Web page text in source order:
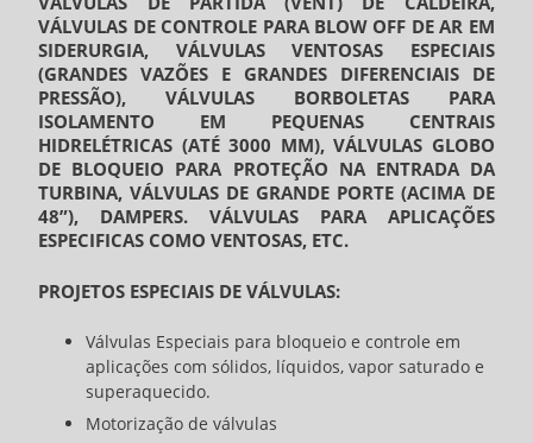
VÁLVULAS DE CONTROLE PARA BLOW OFF DE AR EM
SIDERURGIA, VÁLVULAS VENTOSAS ESPECIAIS
(GRANDES VAZÕES E GRANDES DIFERENCIAIS DE
PRESSÃO), VÁLVULAS BORBOLETAS PARA
ISOLAMENTO EM PEQUENAS CENTRAIS
HIDRELÉTRICAS (ATÉ 3000 MM), VÁLVULAS GLOBO
DE BLOQUEIO PARA PROTEÇÃO NA ENTRADA DA
TURBINA, VÁLVULAS DE GRANDE PORTE (ACIMA DE
48”), DAMPERS. VÁLVULAS PARA APLICAÇÕES
ESPECIFICAS COMO VENTOSAS, ETC.
PROJETOS ESPECIAIS DE VÁLVULAS:
Válvulas Especiais para bloqueio e controle em
aplicações com sólidos, líquidos, vapor saturado e
superaquecido.
Motorização de válvulas